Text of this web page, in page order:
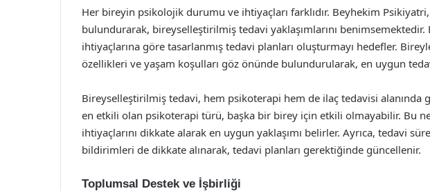
Her bireyin psikolojik durumu ve ihtiyaçları farklıdır. Beyhekim
bulundurarak, bireyselleştirilmiş tedavi yaklaşımlarını benimsemektedir.
ihtiyaçlarına göre tasarlanmış tedavi planları oluşturmayı hedefler.
özellikleri ve yaşam koşulları göz önünde bulundurularak, en uygun
Bireyselleştirilmiş tedavi, hem psikoterapi hem de ilaç tedavisi alanında
en etkili olan psikoterapi türü, başka bir birey için etkili olmayabilir. Bu
ihtiyaçlarını dikkate alarak en uygun yaklaşımı belirler. Ayrıca, tedavi
bildirimleri de dikkate alınarak, tedavi planları gerektiğinde güncellenir.
Toplumsal Destek ve İşbirliği